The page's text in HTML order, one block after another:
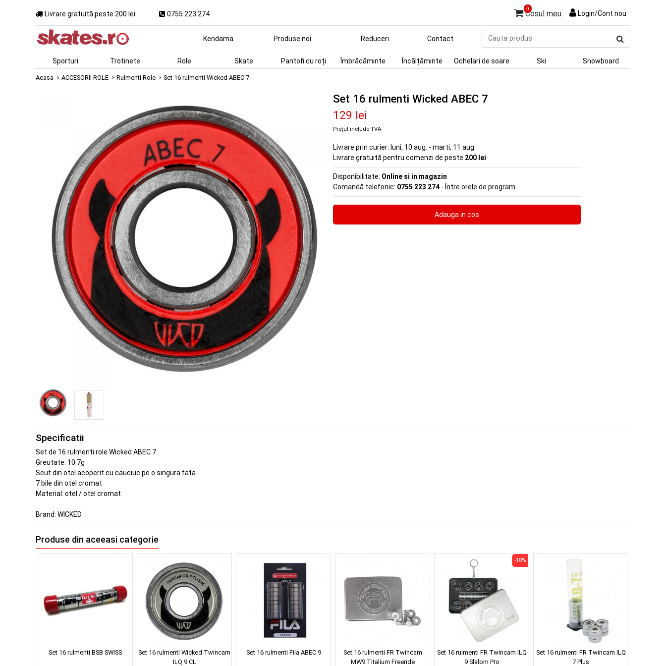
Livrare gratuită peste 200 lei 0755 223 274
0
Cosul meu Login/Cont nou
produs
Kendama Produse noi Reduceri Contact
Sporturi Trotinete Role Skate Pantofi cu roți Îmbrăcăminte Încălțăminte Ochelari de soare Ski Snowboard
Acasa ACCESORII ROLE Rulmenti Role Set 16 rulmenti Wicked ABEC 7
Set 16 rulmenti Wicked ABEC 7
129 lei
Prețul include TVA
Livrare prin curier: luni, 10 aug. - marti, 11 aug.
Livrare gratuită pentru comenzi de peste 200 lei
Disponibilitate: Online si in magazin
Comandă telefonic: 0755 223 274 - Între orele de program
Specificatii
Set de 16 rulmenti role Wicked ABEC 7
Greutate: 10.7g
Scut din otel acoperit cu cauciuc pe o singura fata
7 bile din otel cromat
Material: otel / otel cromat
Brand: WICKED
Produse din aceeasi categorie
Set 16 rulmenti BSB SWISS
Set 16 rulmenti Wicked Twincam
ILQ 9 CL
Set 16 rulmenti Fila ABEC 9
Set 16 rulmenti FR Twincam
MW9 Titalium Freeride
Set 16 rulmenti FR Twincam ILQ
9 Slalom Pro
-10%
Set 16 rulmenti FR Twincam ILQ
7 Plus